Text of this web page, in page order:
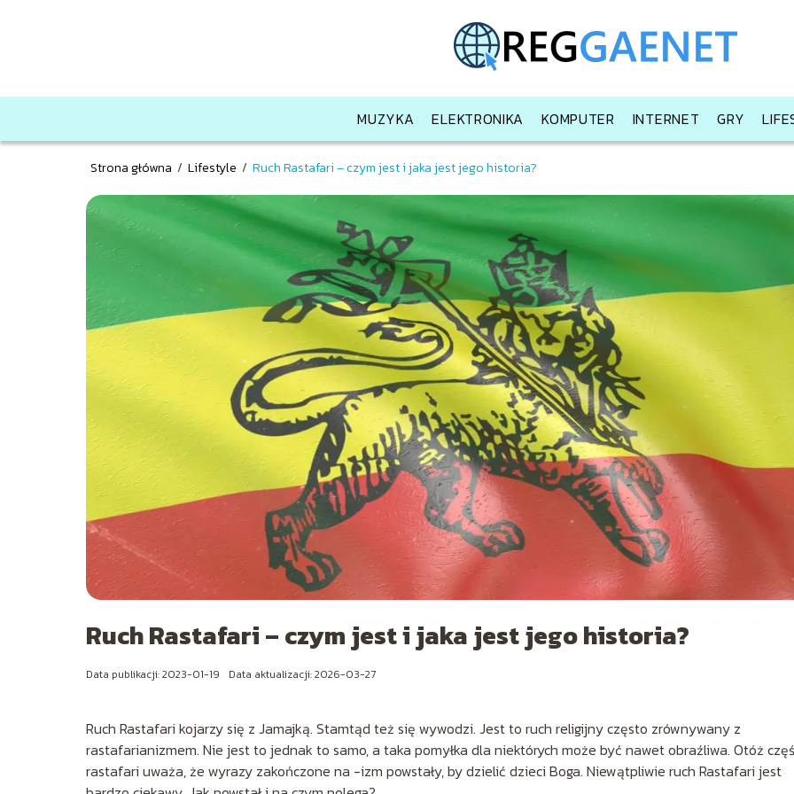
MUZYKA ELEKTRONIKA KOMPUTER INTERNET GRY
Strona główna / Lifestyle / Ruch Rastafari – czym jest i jaka jest jego historia?
Ruch Rastafari – czym jest i jaka jest jego historia?
Data publikacji: 2023-01-19 Data aktualizacji: 2026-03-27
Ruch Rastafari kojarzy się z Jamajką. Stamtąd też się wywodzi. Jest to ruch religijny często zrównywany z
rastafarianizmem. Nie jest to jednak to samo, a taka pomyłka dla niektórych może być nawet obraźliwa. Otóż
rastafari uważa, że wyrazy zakończone na -izm powstały, by dzielić dzieci Boga. Niewątpliwie ruch Rastafari jest